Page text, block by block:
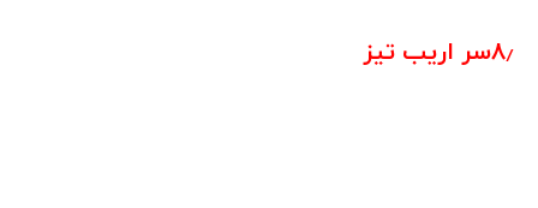
۸٫سر اریب تیز